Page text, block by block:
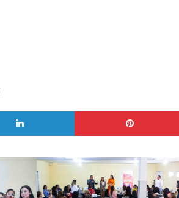
LinkedIn